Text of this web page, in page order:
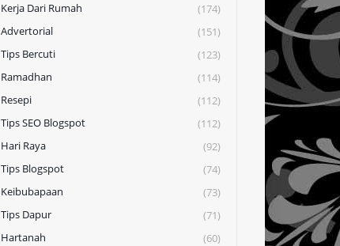
Kerja Dari Rumah
(174)
Advertorial
(151)
Tips Bercuti
(123)
Ramadhan
(114)
Resepi
(112)
Tips SEO Blogspot
(112)
Hari Raya
(92)
Tips Blogspot
(74)
Keibubapaan
(73)
Tips Dapur
(71)
Hartanah
(60)